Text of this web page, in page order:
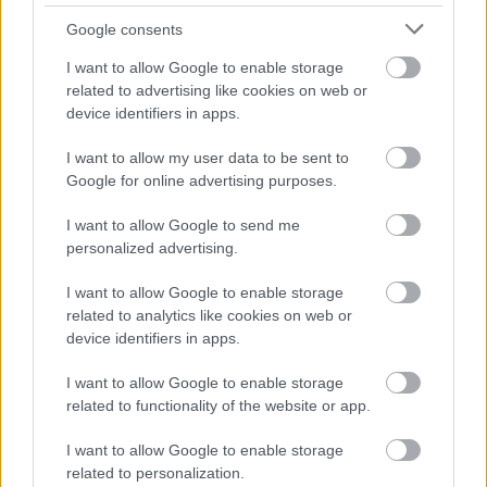
Google consents
I want to allow Google to enable storage
related to advertising like cookies on web or
device identifiers in apps.
I want to allow my user data to be sent to
Google for online advertising purposes.
I want to allow Google to send me
personalized advertising.
I want to allow Google to enable storage
related to analytics like cookies on web or
device identifiers in apps.
I want to allow Google to enable storage
related to functionality of the website or app.
I want to allow Google to enable storage
related to personalization.
a McLaren közleménye, utolsó mondatával arra
utalva, hogy a csapat szerint egyes riválisai
szintén szürke területre kalandozhattak a saját